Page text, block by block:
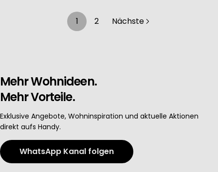
1 2 Nächste
Mehr Wohnideen.
Mehr Vorteile.
Exklusive Angebote, Wohninspiration und aktuelle Aktionen
direkt aufs Handy.
WhatsApp Kanal folgen